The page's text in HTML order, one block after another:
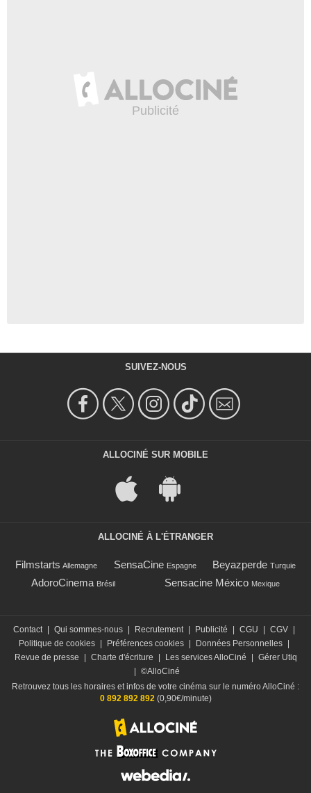
SUIVEZ-NOUS
ALLOCINÉ SUR MOBILE
ALLOCINÉ À L'ÉTRANGER
Filmstarts Allemagne SensaCine Espagne Beyazperde Turquie
AdoroCinema Brésil Sensacine México Mexique
Contact | Qui sommes-nous | Recrutement | Publicité | CGU | CGV |
Politique de cookies | Préférences cookies | Données Personnelles |
Revue de presse
| Charte d'écriture | Les services AlloCiné | Gérer Utiq
| ©AlloCiné
Retrouvez tous les horaires et infos de votre cinéma sur le numéro AlloCiné :
0 892 892 892(0,90€/minute)